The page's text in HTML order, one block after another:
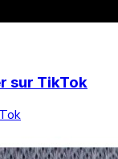
sur TikTok